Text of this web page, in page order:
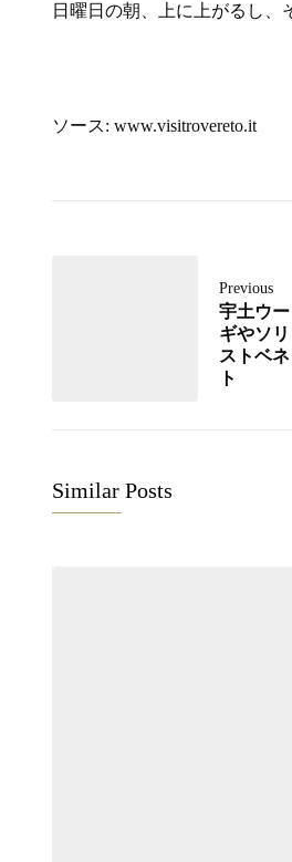
日曜日の朝、上に上がるし、
ソース: www.visitrovereto.it
Previous
宇土ウー
ギやソリ
ストベネ
ト
Similar Posts